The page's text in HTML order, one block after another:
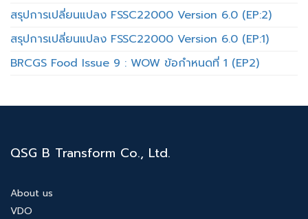
สรุปการเปลี่ยนแปลง FSSC22000 Version 6.0 (EP:2)
สรุปการเปลี่ยนแปลง FSSC22000 Version 6.0 (EP:1)
BRCGS Food Issue 9 : WOW ข้อกำหนดที่ 1 (EP2)
QSG B Transform Co., Ltd.
About us
VDO